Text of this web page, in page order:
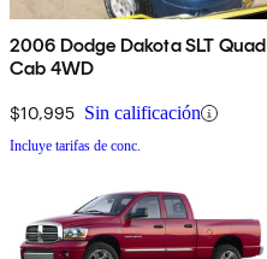
2006 Dodge Dakota SLT Quad
Cab 4WD
$10,995 Sin calificación
Incluye tarifas de conc.